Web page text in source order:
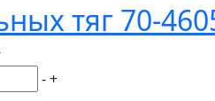
тяг 70-
-+